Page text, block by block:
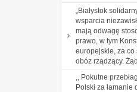
„Białystok
wsparcia
mają odwagę
prawo, w tym
europejskie, za
obóz rządzący.
,, Pokutne
Polski za łamanie